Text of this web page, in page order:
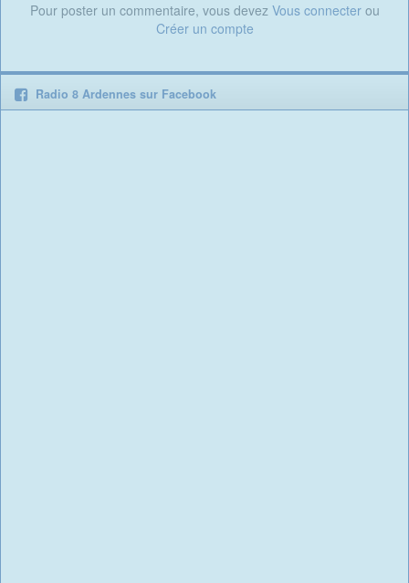
Pour poster un commentaire, vous devez Vous connecterou
Créer un compte
Radio 8 Ardennes sur Facebook